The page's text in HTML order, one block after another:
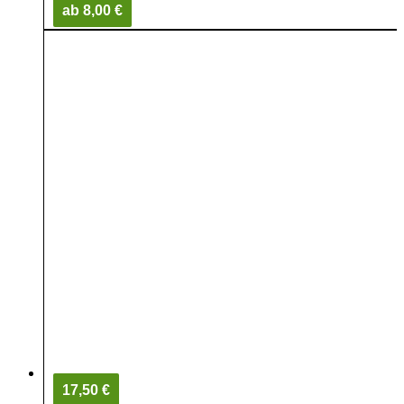
ab 8,00 €
17,50 €